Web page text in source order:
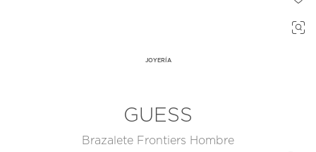
JOYERÍA
GUESS
Brazalete Frontiers Hombre